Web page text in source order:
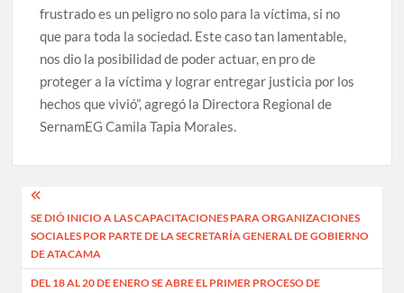
frustrado es un peligro no solo para la víctima, si no
que para toda la sociedad. Este caso tan lamentable,
nos dio la posibilidad de poder actuar, en pro de
proteger a la víctima y lograr entregar justicia por los
hechos que vivió”, agregó la Directora Regional de
SernamEG Camila Tapia Morales.
Navegación
de
entradas
SE DIÓ INICIO A LAS CAPACITACIONES PARA ORGANIZACIONES
SOCIALES POR PARTE DE LA SECRETARÍA GENERAL DE GOBIERNO
DE ATACAMA
DEL 18 AL 20 DE ENERO SE ABRE EL PRIMER PROCESO DE